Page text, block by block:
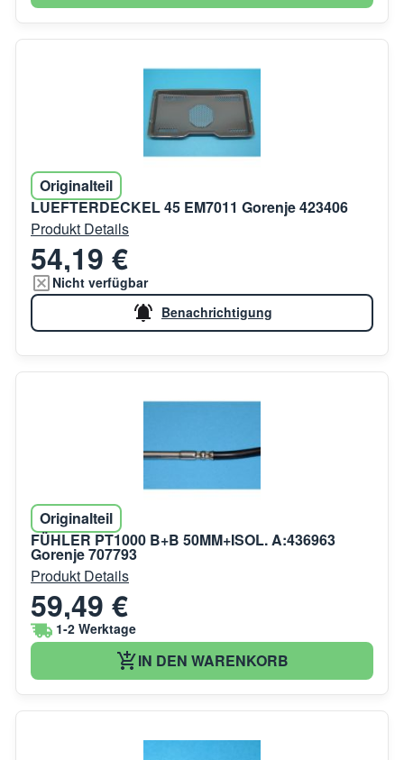
Originalteil
LUEFTERDECKEL 45 EM7011 Gorenje 423406
Produkt Details
54,19 €
Nicht verfügbar
Benachrichtigung
Originalteil
FÜHLER PT1000 B+B 50MM+ISOL. A:436963
Gorenje 707793
Produkt Details
59,49 €
1-2 Werktage
IN DEN WARENKORB